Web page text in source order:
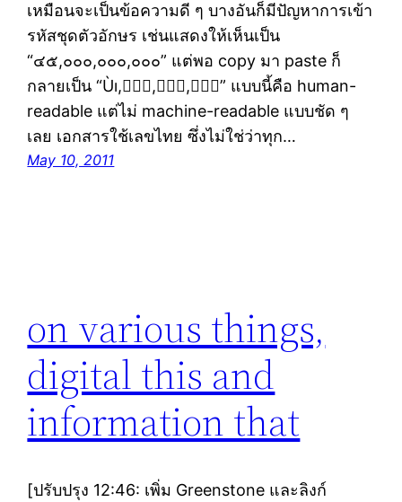
เหมือนจะเป็นข้อความดี ๆ บางอันก็มีปัญหาการเข้า
รหัสชุดตัวอักษร เช่นแสดงให้เห็นเป็น
“๔๕,๐๐๐,๐๐๐,๐๐๐” แต่พอ copy มา paste ก็
กลายเป็น “Ùı,,,” แบบนี้คือ human-
readable แต่ไม่ machine-readable แบบชัด ๆ
เลย เอกสารใช้เลขไทย ซึ่งไม่ใช่ว่าทุก…
May 10, 2011
on various things,
digital this and
information that
[ปรับปรุง 12:46: เพิ่ม Greenstone และลิงก์